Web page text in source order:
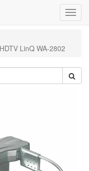
LinQ WA-2802